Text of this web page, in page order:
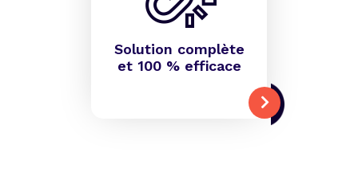
Solution complète
et 100 % efficace